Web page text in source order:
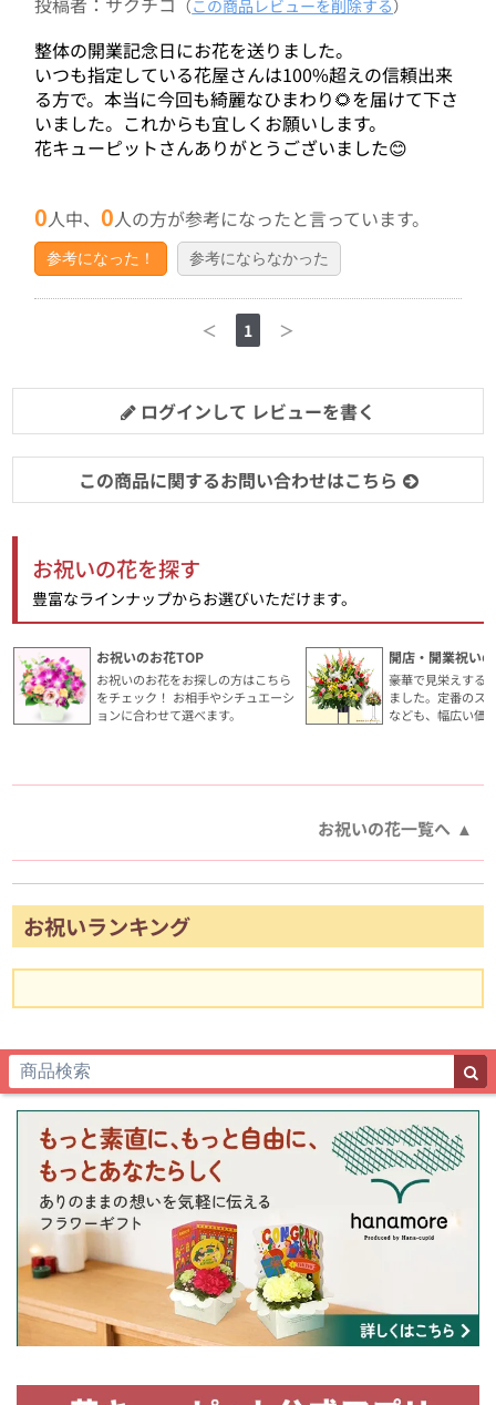
（この商品レビューを削除する）
整体の開業記念日にお花を送りました。
いつも指定している花屋さんは100%超えの信頼出来
る方で。本当に今回も綺麗なひまわり🌻を届けて下さ
いました。これからも宜しくお願いします。
花キューピットさんありがとうございました😊
0人中、0人の方が参考になったと言っています。
参考になった！ 参考にならなかった
＜ 1 ＞
ログインして レビューを書く
この商品に関するお問い合わせはこちら
お祝いの花を探す
豊富なラインナップからお選びいただけます。
お祝いのお花TOP
お祝いのお花をお探しの方はこちら
をチェック！ お相手やシチュエーシ
ョンに合わせて選べます。
開店・開業祝い
豪華で見栄えする
ました。定番のス
なども、幅広い価
お祝いの花一覧へ
お祝いランキング